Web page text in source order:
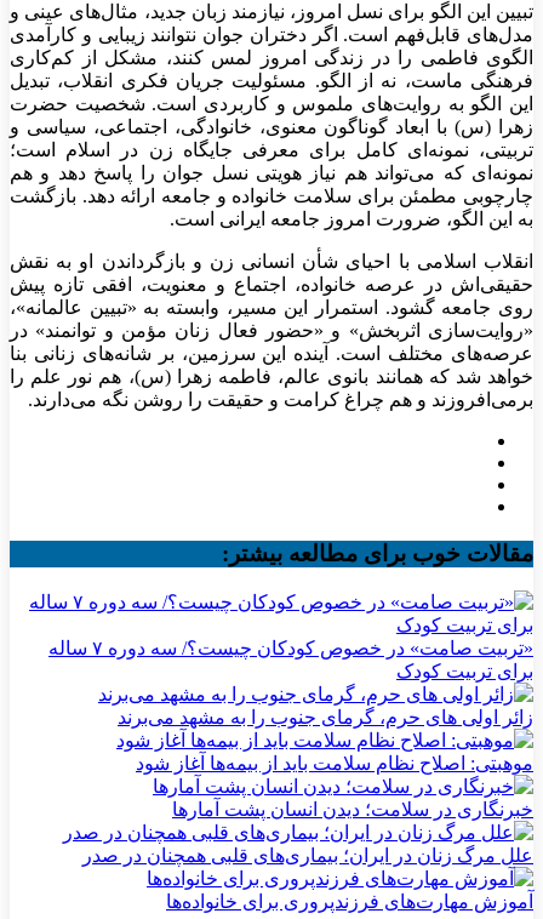
تبیین این الگو برای نسل امروز، نیازمند زبان جدید، مثال‌های عینی و
مدل‌های قابل‌فهم است. اگر دختران جوان نتوانند زیبایی و کارآمدی
الگوی فاطمی را در زندگی امروز لمس کنند، مشکل از کم‌کاری
فرهنگی ماست، نه از الگو. مسئولیت جریان فکری انقلاب، تبدیل
این الگو به روایت‌های ملموس و کاربردی است. شخصیت حضرت
زهرا (س) با ابعاد گوناگون معنوی، خانوادگی، اجتماعی، سیاسی و
تربیتی، نمونه‌ای کامل برای معرفی جایگاه زن در اسلام است؛
نمونه‌ای که می‌تواند هم نیاز هویتی نسل جوان را پاسخ دهد و هم
چارچوبی مطمئن برای سلامت خانواده و جامعه ارائه دهد. بازگشت
به این الگو، ضرورت امروز جامعه ایرانی است.
انقلاب اسلامی با احیای شأن انسانی زن و بازگرداندن او به نقش
حقیقی‌اش در عرصه خانواده، اجتماع و معنویت، افقی تازه پیش
روی جامعه گشود. استمرار این مسیر، وابسته به «تبیین عالمانه»،
«روایت‌سازی اثربخش» و «حضور فعال زنان مؤمن و توانمند» در
عرصه‌های مختلف است. آینده این سرزمین، بر شانه‌های زنانی بنا
خواهد شد که همانند بانوی عالم، فاطمه زهرا (س)، هم نور علم را
برمی‌افروزند و هم چراغ کرامت و حقیقت را روشن نگه می‌دارند.
مقالات خوب برای مطالعه بیشتر:
«تربیت صامت» در خصوص کودکان چیست؟/ سه دوره ۷ ساله
برای تربیت کودک
زائر اولی های حرم، گرمای جنوب را به مشهد می‌برند
موهبتی: اصلاح نظام سلامت باید از بیمه‌ها آغاز شود
خبرنگاری در سلامت؛ دیدن انسان پشت آمارها
علل مرگ زنان در ایران؛ بیماری‌های قلبی همچنان در صدر
آموزش مهارت‌های فرزندپروری برای خانواده‌ها